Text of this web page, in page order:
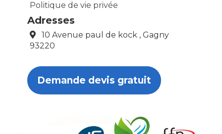
Politique de vie privée
Adresses
10 Avenue paul de kock , Gagny
93220
Demande devis gratuit